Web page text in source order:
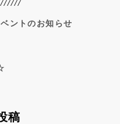
ントのお知らせ
稿